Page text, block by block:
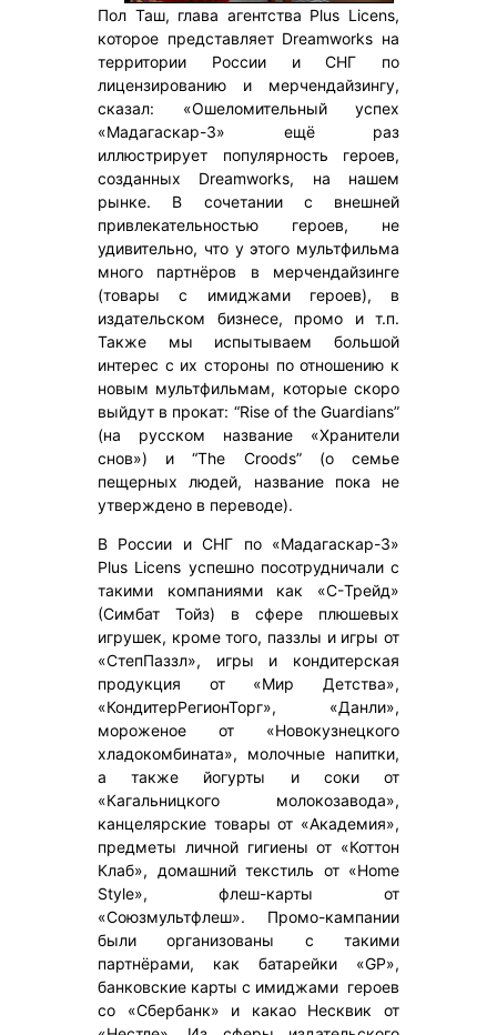
Пол Таш, глава агентства Plus Licens,
которое представляет Dreamworks на
территории России и СНГ по
лицензированию и мерчендайзингу,
сказал: «Ошеломительный успех
«Мадагаскар-3» ещё раз
иллюстрирует популярность героев,
созданных Dreamworks, на нашем
рынке. В сочетании с внешней
привлекательностью героев, не
удивительно, что у этого мультфильма
много партнёров в мерчендайзинге
(товары с имиджами героев), в
издательском бизнесе, промо и т.п.
Также мы испытываем большой
интерес с их стороны по отношению к
новым мультфильмам, которые скоро
выйдут в прокат: “Rise of the Guardians”
(на русском название «Хранители
снов») и “The Croods” (о семье
пещерных людей, название пока не
утверждено в переводе).
В России и СНГ по «Мадагаскар-3»
Plus Licens успешно посотрудничали с
такими компаниями как «C-Трейд»
(Симбат Тойз) в сфере плюшевых
игрушек, кроме того, паззлы и игры от
«СтепПаззл», игры и кондитерская
продукция от «Мир Детства»,
«КондитерРегионТорг», «Данли»,
мороженое от «Новокузнецкого
хладокомбината», молочные напитки,
а также йогурты и соки от
«Кагальницкого молокозавода»,
канцелярские товары от «Академия»,
предметы личной гигиены от «Коттон
Клаб», домашний текстиль от «Home
Style», флеш-карты от
«Союзмультфлеш». Промо-кампании
были организованы с такими
партнёрами, как батарейки «GP»,
банковские карты с имиджами героев
со «Сбербанк» и какао Несквик от